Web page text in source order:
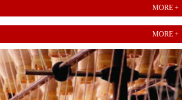
MORE +
MORE +